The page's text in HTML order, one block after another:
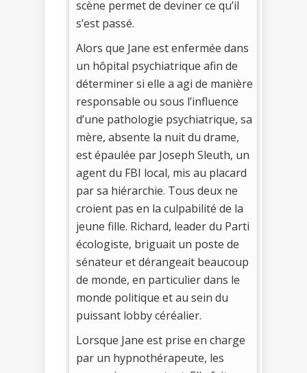
scène permet de deviner ce qu’il
s’est passé.
Alors que Jane est enfermée dans
un hôpital psychiatrique afin de
déterminer si elle a agi de manière
responsable ou sous l’influence
d’une pathologie psychiatrique, sa
mère, absente la nuit du drame,
est épaulée par Joseph Sleuth, un
agent du FBI local, mis au placard
par sa hiérarchie. Tous deux ne
croient pas en la culpabilité de la
jeune fille. Richard, leader du Parti
écologiste, briguait un poste de
sénateur et dérangeait beaucoup
de monde, en particulier dans le
monde politique et au sein du
puissant lobby céréalier.
Lorsque Jane est prise en charge
par un hypnothérapeute, les